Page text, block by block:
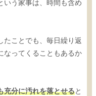
いう家事は、時間も含め
たことでも、毎日繰り返
なってくることもあるか
充分に汚れを落とせると